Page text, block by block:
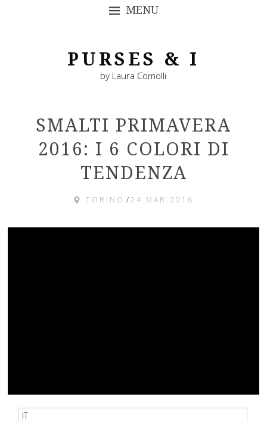
MENU
PURSES & I
by Laura Comolli
SMALTI PRIMAVERA
2016: I 6 COLORI DI
TENDENZA
TORINO / 24 MAR 2016
IT